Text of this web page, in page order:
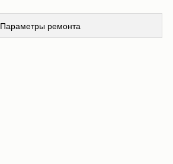
Параметры ремонта